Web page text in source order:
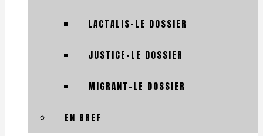
LACTALIS-LE DOSSIER
JUSTICE-LE DOSSIER
MIGRANT-LE DOSSIER
EN BREF